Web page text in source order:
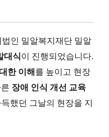
인 밀알복지재단 밀알
대식이 진행되었습니다.
한 이해를 높이고 현장
장애 인식 개선 교육
했던 그날의 현장을 지